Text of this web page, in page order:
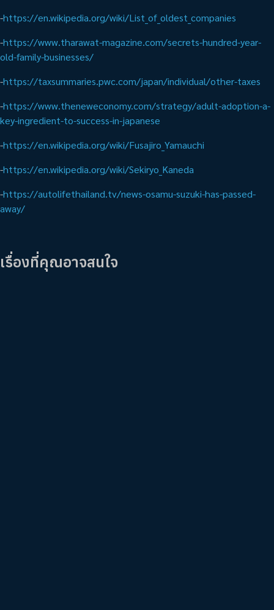
-https://en.wikipedia.org/wiki/List_of_oldest_companies
-https://www.tharawat-magazine.com/secrets-hundred-year-
old-family-businesses/
-https://taxsummaries.pwc.com/japan/individual/other-taxes
-https://www.theneweconomy.com/strategy/adult-adoption-a-
key-ingredient-to-success-in-japanese
-https://en.wikipedia.org/wiki/Fusajiro_Yamauchi
-https://en.wikipedia.org/wiki/Sekiryo_Kaneda
-https://autolifethailand.tv/news-osamu-suzuki-has-passed-
away/
เรื่องที่คุณอาจสนใจ